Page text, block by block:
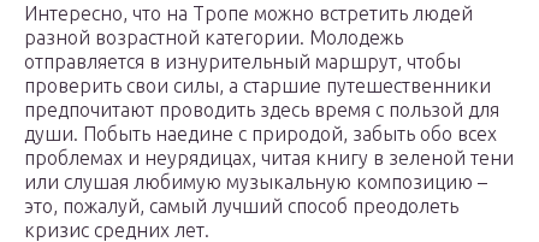
Интересно, что на Тропе можно встретить людей
разной возрастной категории. Молодежь
отправляется в изнурительный маршрут, чтобы
проверить свои силы, а старшие путешественники
предпочитают проводить здесь время с пользой для
души. Побыть наедине с природой, забыть обо всех
проблемах и неурядицах, читая книгу в зеленой тени
или слушая любимую музыкальную композицию –
это, пожалуй, самый лучший способ преодолеть
кризис средних лет.